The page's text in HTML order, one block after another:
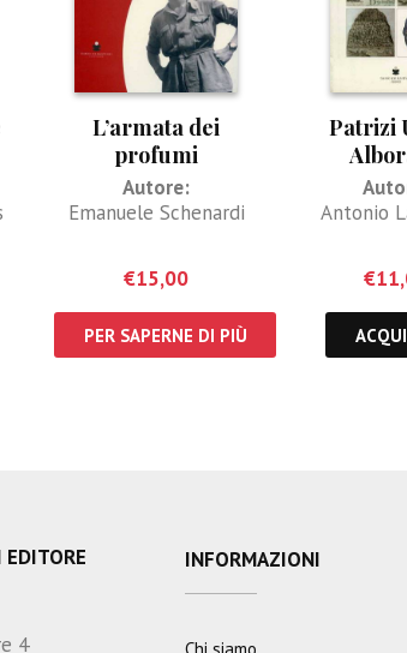
L’armata dei
profumi
Autore:
Emanuele Schenardi
€15,00
PER SAPERNE DI PIÙ
Patrizi
Antonio
€
4
INFORMAZIONI
Chi siamo